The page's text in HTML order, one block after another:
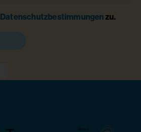
Datenschutzbestimmungenzu.